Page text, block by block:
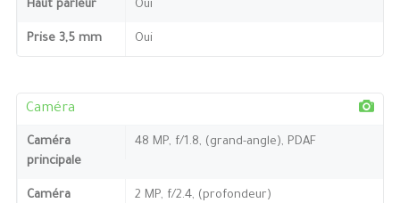
Haut parleur Oui
Prise 3,5 mm Oui
Caméra
Caméra
principale
48 MP, f/1.8, (grand-angle), PDAF
Caméra
2 MP, f/2.4, (profondeur)